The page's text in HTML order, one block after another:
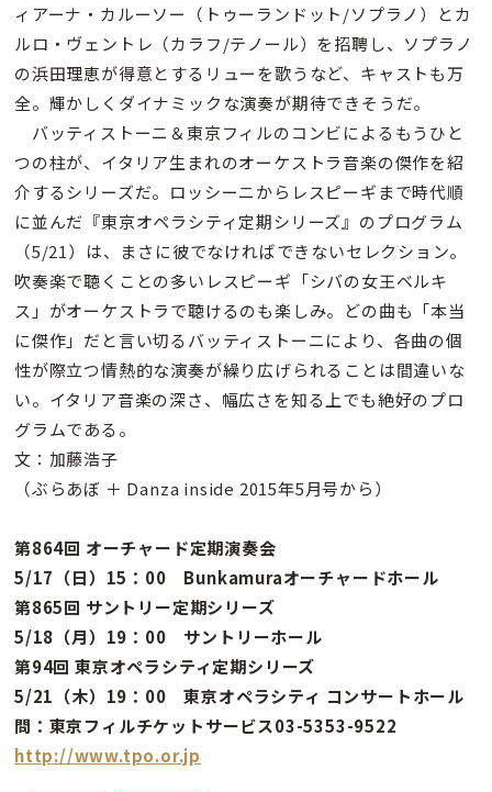
ィアーナ・カルーソー（トゥーランドット/ソプラノ）とカ
ルロ・ヴェントレ（カラフ/テノール）を招聘し、ソプラノ
の浜田理恵が得意とするリューを歌うなど、キャストも万
全。輝かしくダイナミックな演奏が期待できそうだ。
バッティストーニ＆東京フィルのコンビによるもうひと
つの柱が、イタリア生まれのオーケストラ音楽の傑作を紹
介するシリーズだ。ロッシーニからレスピーギまで時代順
に並んだ『東京オペラシティ定期シリーズ』のプログラム
（5/21）は、まさに彼でなければできないセレクション。
吹奏楽で聴くことの多いレスピーギ「シバの女王ベルキ
ス」がオーケストラで聴けるのも楽しみ。どの曲も「本当
に傑作」だと言い切るバッティストーニにより、各曲の個
性が際立つ情熱的な演奏が繰り広げられることは間違いな
い。イタリア音楽の深さ、幅広さを知る上でも絶好のプロ
グラムである。
文：加藤浩子
（ぶらあぼ ＋ Danza inside 2015年5月号から）
第864回 オーチャード定期演奏会
5/17（日）15：00 Bunkamuraオーチャードホール
第865回 サントリー定期シリーズ
5/18（月）19：00 サントリーホール
第94回 東京オペラシティ定期シリーズ
5/21（木）19：00 東京オペラシティ コンサートホール
問：東京フィルチケットサービス03-5353-9522
http://www.tpo.or.jp